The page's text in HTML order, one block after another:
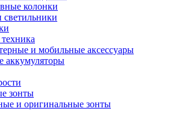
колонки
и мобильные аксессуары
аккумуляторы
зонты
и оригинальные зонты